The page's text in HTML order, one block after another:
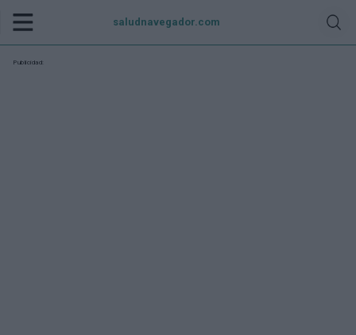
saludnavegador.com
Publicidad: